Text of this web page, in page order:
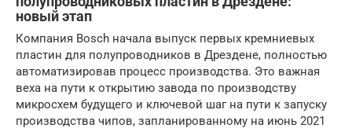
новый этап
Компания Bosch начала выпуск первых кремниевых
пластин для полупроводников в Дрездене, полностью
автоматизировав процесс производства. Это важная
веха на пути к открытию завода по производству
микросхем будущего и ключевой шаг на пути к запуску
производства чипов, запланированному на июнь 2021